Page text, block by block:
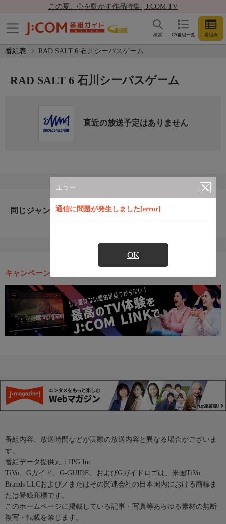
この夏、心を動かす作品特集 | J:COM TV
CS番組一覧 番組表
検索
番組表 RAD SALT 6 石川シーバスゲーム
エラー
通信に問題が発生しました[error]
OK
RAD SALT 6 石川シーバスゲーム
直近の放送予定はありません
同じジャンルのおすすめ番組
キャンペーン・お得な情報
番組内容、放送時間などが実際の放送内容と異なる場合がございま
す。
番組データ提供元：IPG Inc.
TiVo、Gガイド、G-GUIDE、およびGガイドロゴは、米国TiVo
Brands LLCおよび／またはその関連会社の日本国内における商標ま
たは登録商標です。
このホームページに掲載している記事・写真等あらゆる素材の無断
複写・転載を禁じます。